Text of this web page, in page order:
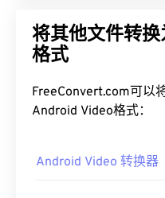
将其他文件转
格式
FreeConvert.com可以
Android Video格式：
Android Video 转换器